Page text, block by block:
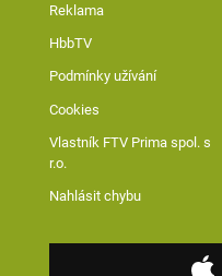
Reklama
HbbTV
Podmínky užívání
Cookies
Vlastník FTV Prima spol. s
r.o.
Nahlásit chybu